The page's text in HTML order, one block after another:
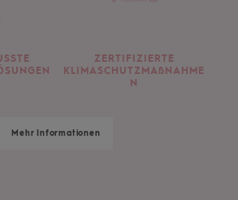
Mehr Informationen
ZERTIFIZIERTE
KLIMASCHUTZMAßNAHME
N